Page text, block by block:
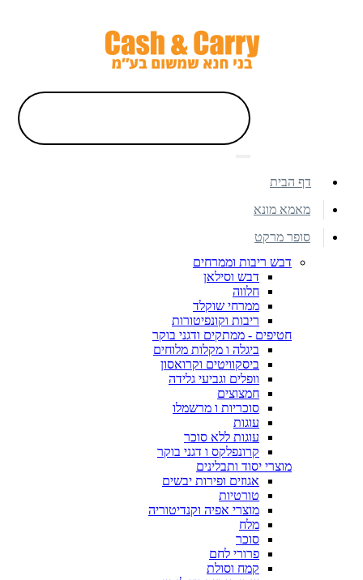
דף הבית
מאמא מונא
סופר מרקט
דבש ריבות וממרחים
דבש וסילאן
חלווה
ממרחי שוקלד
ריבות וקונפיטורות
חטיפים - ממתקים ודגני בוקר
ביגלה ו מקלות מלוחים
ביסקוויטים וקרואסון
וופלים וגביעי גלידה
חמצוצים
סוכריות ו מרשמלו
עוגות
עוגות ללא סוכר
קרונפלקס ו דגני בוקר
מוצרי יסוד ותבלינים
אגוזים ופירות יבשים
טורטיות
מוצרי אפיה וקנדיטוריה
מלח
סוכר
פרורי לחם
קמח וסולת